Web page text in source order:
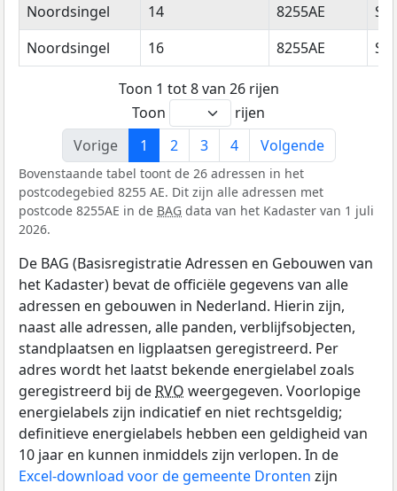
Noordsingel
14 8255AE
Noordsingel
16 8255AE
Toon 1 tot 8 van 26 rijen
Toon
rijen
Vorige
1 2 3 4 Volgende
Bovenstaande tabel toont de 26 adressen in het
postcodegebied 8255 AE. Dit zijn alle adressen met
postcode 8255AE in de BAG data van het Kadaster van 1 juli
2026.
De BAG (Basisregistratie Adressen en Gebouwen van
het Kadaster) bevat de officiële gegevens van alle
adressen en gebouwen in Nederland. Hierin zijn,
naast alle adressen, alle panden, verblijfsobjecten,
standplaatsen en ligplaatsen geregistreerd. Per
adres wordt het laatst bekende energielabel zoals
geregistreerd bij de RVO weergegeven. Voorlopige
energielabels zijn indicatief en niet rechtsgeldig;
definitieve energielabels hebben een geldigheid van
10 jaar en kunnen inmiddels zijn verlopen. In de
Excel-download voor de gemeente Dronten zijn